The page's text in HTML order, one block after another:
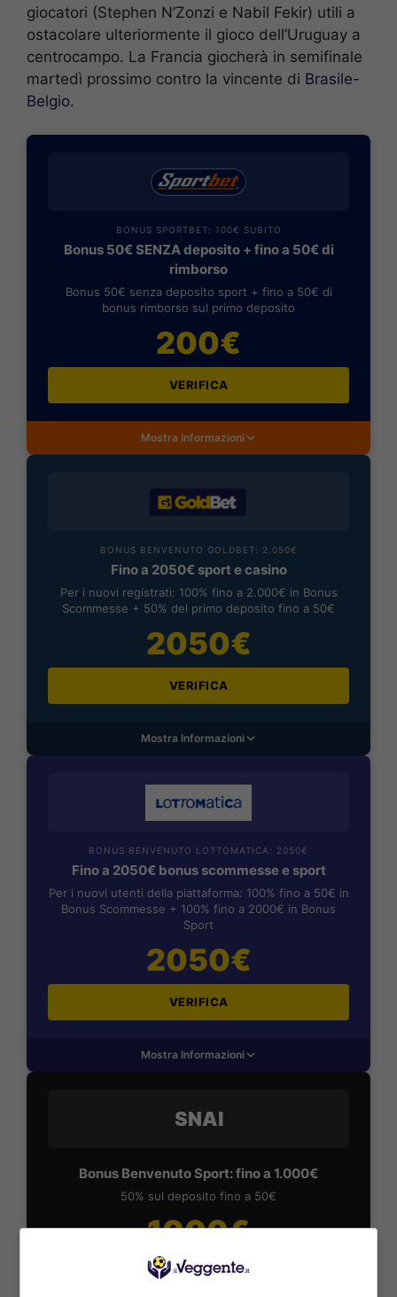
giocatori (Stephen N’Zonzi e Nabil Fekir) utili a
ostacolare ulteriormente il gioco dell’Uruguay a
centrocampo. La Francia giocherà in semifinale
martedì prossimo contro la vincente di Brasile-
Belgio.
BONUS SPORTBET: 100€ SUBITO
Bonus 50€ SENZA deposito + fino a 50€ di
rimborso
Bonus 50€ senza deposito sport + fino a 50€ di
bonus rimborso sul primo deposito
200€
VERIFICA
Mostra Informazioni
BONUS BENVENUTO GOLDBET: 2.050€
Fino a 2050€ sport e casino
Per i nuovi registrati: 100% fino a 2.000€ in Bonus
Scommesse + 50% del primo deposito fino a 50€
2050€
VERIFICA
Mostra Informazioni
BONUS BENVENUTO LOTTOMATICA: 2050€
Fino a 2050€ bonus scommesse e sport
Per i nuovi utenti della piattaforma: 100% fino a 50€ in
Bonus Scommesse + 100% fino a 2000€ in Bonus
Sport
2050€
VERIFICA
Mostra Informazioni
SNAI
Bonus Benvenuto Sport: fino a 1.000€
50% sul deposito fino a 50€
1000€
VERIFICA